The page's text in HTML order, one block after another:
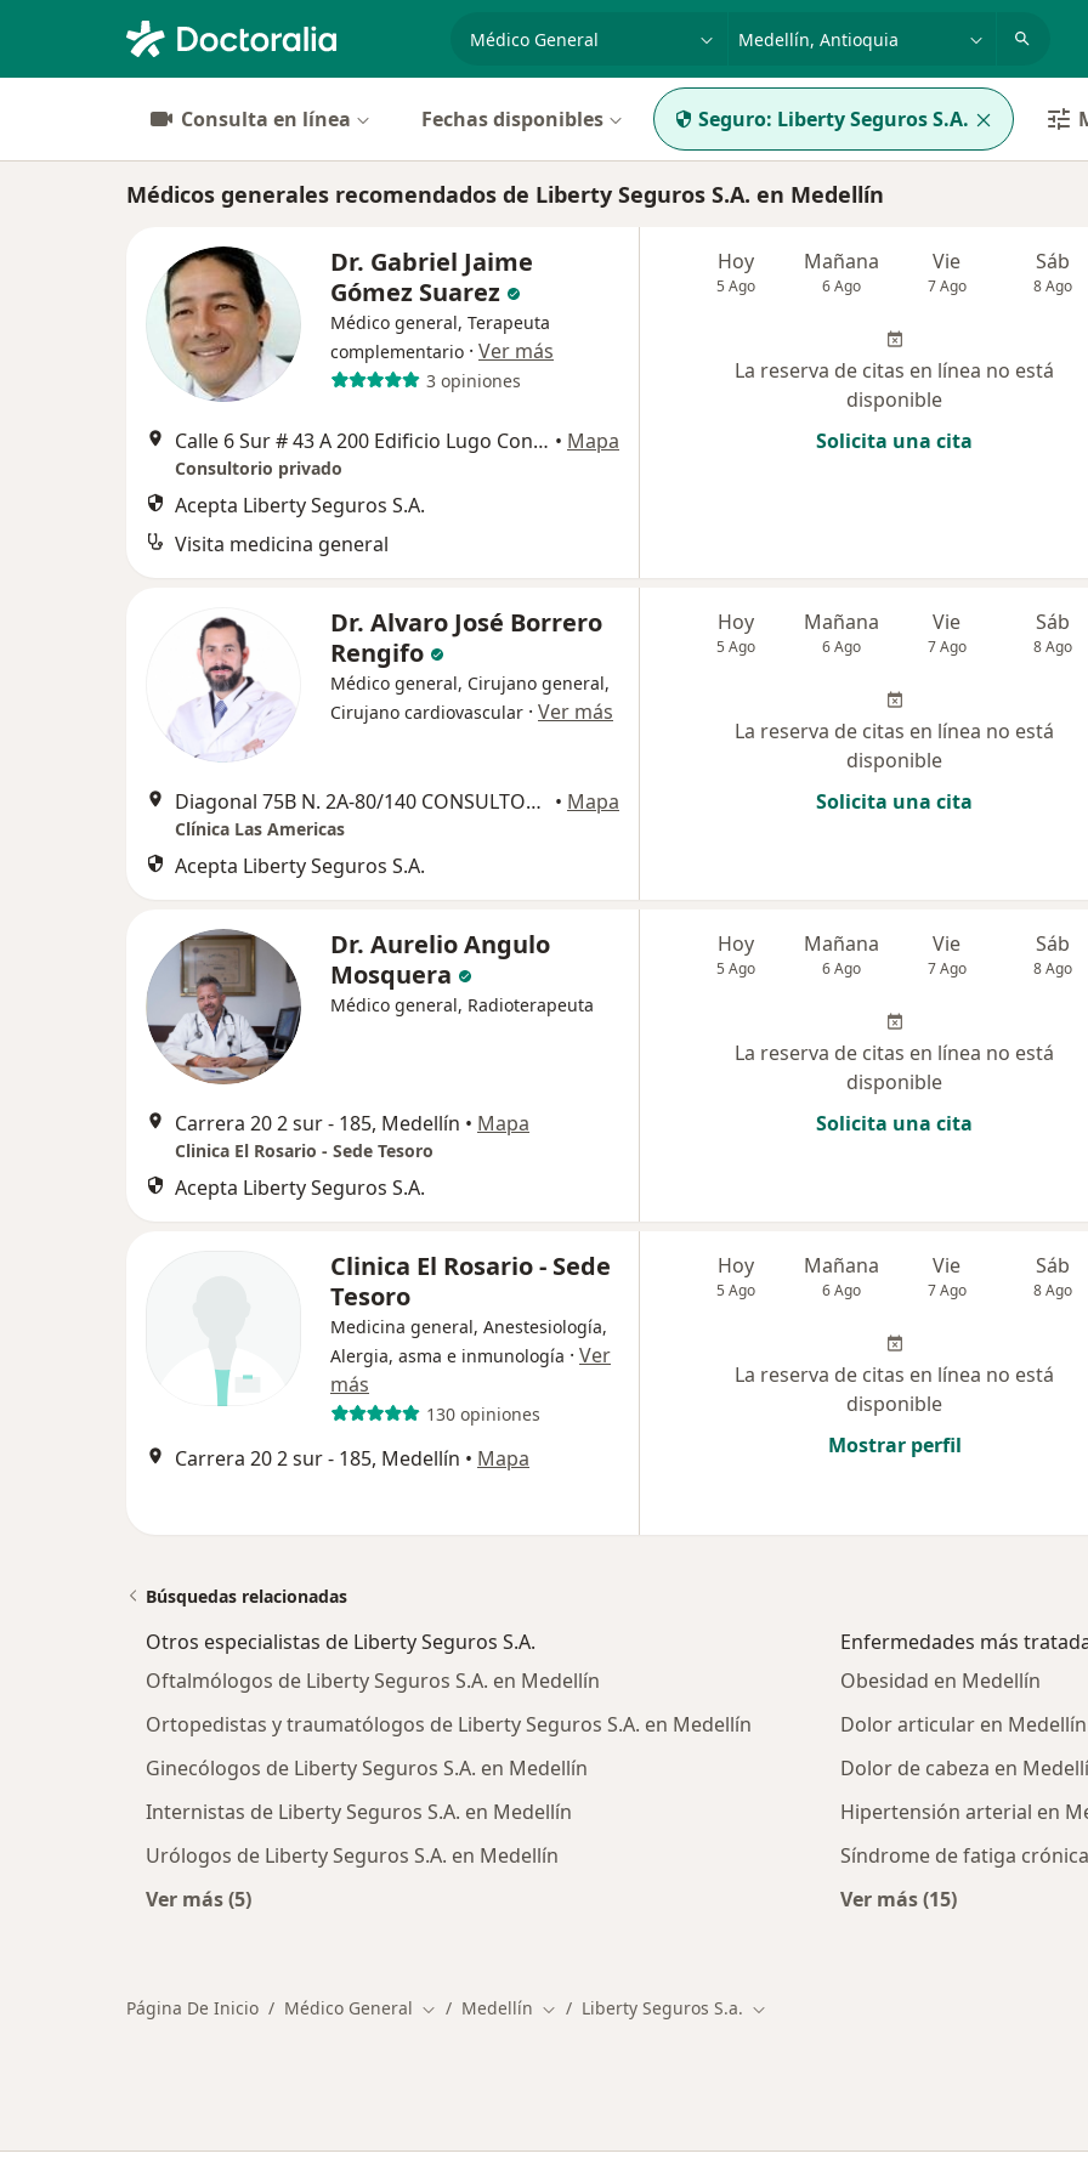
especialidad, enfermedad o nombrep. ej. Bogotá
Consulta en línea Fechas disponibles Seguro: Liberty Seguros S.A.
Médicos generales recomendados de Liberty Seguros S.A. en Medellín
Dr. Gabriel Jaime
Gómez Suarez
Médico general, Terapeuta
complementario · Ver más
3 opiniones
Calle 6 Sur # 43 A 200 Edificio Lugo Consultorio 1002 al frente del centro comercial Oviedo, Medellín • Mapa
Consultorio privado
Acepta Liberty Seguros S.A.
Visita medicina general
Hoy
5 Ago
Mañana
6 Ago
Vie
7 Ago
Sáb
8 Ago
La reserva de citas en línea no está
disponible
Solicita una cita
Dr. Alvaro José Borrero
Rengifo
Médico general, Cirujano general,
Cirujano cardiovascular · Ver más
Diagonal 75B N. 2A-80/140 CONSULTORIO 311, Medellín • Mapa
Clínica Las Americas
Acepta Liberty Seguros S.A.
Hoy
5 Ago
Mañana
6 Ago
Vie
7 Ago
Sáb
8 Ago
La reserva de citas en línea no está
disponible
Solicita una cita
Dr. Aurelio Angulo
Mosquera
Médico general, Radioterapeuta
Carrera 20 2 sur - 185, Medellín • Mapa
Clinica El Rosario - Sede Tesoro
Acepta Liberty Seguros S.A.
Hoy
5 Ago
Mañana
6 Ago
Vie
7 Ago
Sáb
8 Ago
La reserva de citas en línea no está
disponible
Solicita una cita
Clinica El Rosario - Sede
Tesoro
Medicina general, Anestesiología,
Alergia, asma e inmunología · Ver
más
130 opiniones
Carrera 20 2 sur - 185, Medellín • Mapa
Hoy
5 Ago
Mañana
6 Ago
Vie
7 Ago
Sáb
8 Ago
La reserva de citas en línea no está
disponible
Mostrar perfil
Búsquedas relacionadas
Otros especialistas de Liberty Seguros S.A.
Oftalmólogos de Liberty Seguros S.A. en Medellín
Ortopedistas y traumatólogos de Liberty Seguros S.A. en Medellín
Ginecólogos de Liberty Seguros S.A. en Medellín
Internistas de Liberty Seguros S.A. en Medellín
Urólogos de Liberty Seguros S.A. en Medellín
Ver más (5)
Enfermedades más
Obesidad en Medellín
Dolor articular en Medellín
Dolor de cabeza en
Hipertensión arterial en
Síndrome de fatiga
Ver más (15)
Página De Inicio Médico General Cambiar de ciudad
Medellín Cambiar de ciudad
Liberty Seguros S.a. Cambiar de ciudad